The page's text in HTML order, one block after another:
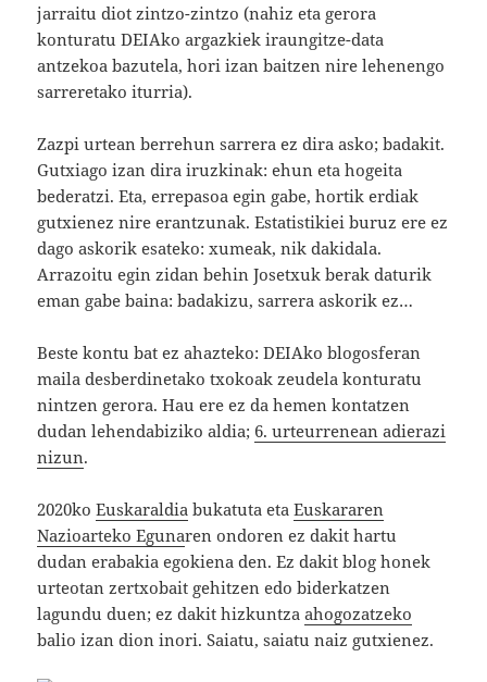
jarraitu diot zintzo-zintzo (nahiz eta gerora
konturatu DEIAko argazkiek iraungitze-data
antzekoa bazutela, hori izan baitzen nire lehenengo
sarreretako iturria).
Zazpi urtean berrehun sarrera ez dira asko; badakit.
Gutxiago izan dira iruzkinak: ehun eta hogeita
bederatzi. Eta, errepasoa egin gabe, hortik erdiak
gutxienez nire erantzunak. Estatistikiei buruz ere ez
dago askorik esateko: xumeak, nik dakidala.
Arrazoitu egin zidan behin Josetxuk berak daturik
eman gabe baina: badakizu, sarrera askorik ez…
Beste kontu bat ez ahazteko: DEIAko blogosferan
maila desberdinetako txokoak zeudela konturatu
nintzen gerora. Hau ere ez da hemen kontatzen
dudan lehendabiziko aldia; 6. urteurrenean adierazi
nizun.
2020koEuskaraldia bukatuta etaEuskararen
Nazioarteko Egunaren ondoren ez dakit hartu
dudan erabakia egokiena den. Ez dakit blog honek
urteotan zertxobait gehitzen edo biderkatzen
lagundu duen; ez dakit hizkuntzaahogozatzeko
balio izan dion inori. Saiatu, saiatu naiz gutxienez.